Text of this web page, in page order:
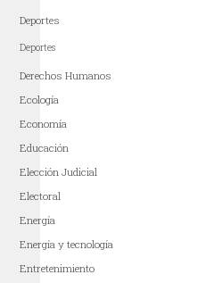
Deportes
Deportes
Derechos Humanos
Ecología
Economía
Educación
Elección Judicial
Electoral
Energía
Energía y tecnología
Entretenimiento